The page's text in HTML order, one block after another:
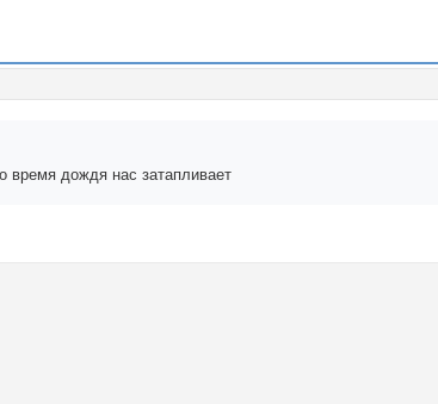
время дождя нас затапливает